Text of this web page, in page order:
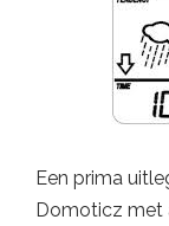
Een prima
Domoticz met